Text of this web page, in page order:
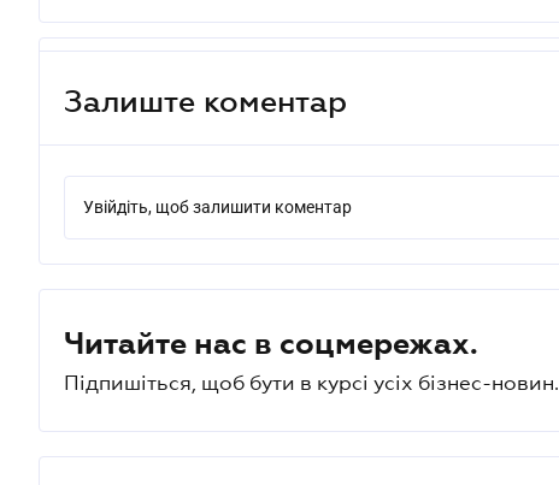
Залиште коментар
Увійдіть, щоб залишити коментар
Читайте нас в соцмережах.
Підпишіться, щоб бути в курсі усіх бізнес-новин.